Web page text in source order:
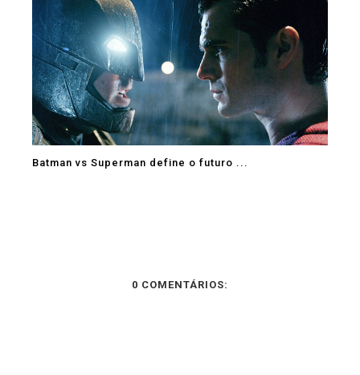
Batman vs Superman define o futuro ...
0 COMENTÁRIOS: